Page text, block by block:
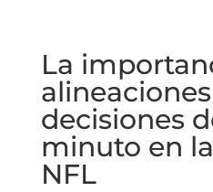
La
decisiones
minuto en
NFL